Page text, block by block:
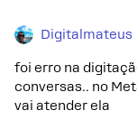
Digitalmateus
foi erro na
conversas.. no
vai atender ela